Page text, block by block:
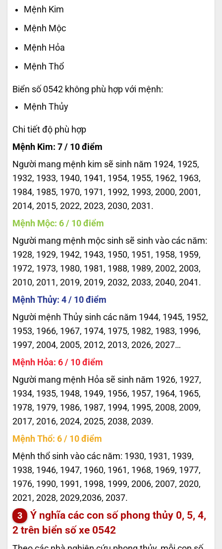
Mệnh Kim
Mệnh Mộc
Mệnh Hỏa
Mệnh Thổ
Biển số 0542 không phù hợp với mệnh:
Mệnh Thủy
Chi tiết độ phù hợp
Mệnh Kim: 7 / 10 điểm
Người mang mệnh kim sẽ sinh năm 1924, 1925,
1932, 1933, 1940, 1941, 1954, 1955, 1962, 1963,
1984, 1985, 1970, 1971, 1992, 1993, 2000, 2001,
2014, 2015, 2022, 2023, 2030, 2031.
Mệnh Mộc: 6 / 10 điểm
Người mang mệnh mộc sinh sẽ sinh vào các năm:
1928, 1929, 1942, 1943, 1950, 1951, 1958, 1959,
1972, 1973, 1980, 1981, 1988, 1989, 2002, 2003,
2010, 2011, 2019, 2019, 2032, 2033, 2040, 2041.
Mệnh Thủy: 4 / 10 điểm
Người mệnh Thủy sinh các năm 1944, 1945, 1952,
1953, 1966, 1967, 1974, 1975, 1982, 1983, 1996,
1997, 2004, 2005, 2012, 2013, 2026, 2027…
Mệnh Hỏa: 6 / 10 điểm
Người mang mệnh Hỏa sẽ sinh năm 1926, 1927,
1934, 1935, 1948, 1949, 1956, 1957, 1964, 1965,
1978, 1979, 1986, 1987, 1994, 1995, 2008, 2009,
2017, 2016, 2024, 2025, 2038, 2039.
Mệnh Thổ: 6 / 10 điểm
Mệnh thổ sinh vào các năm: 1930, 1931, 1939,
1938, 1946, 1947, 1960, 1961, 1968, 1969, 1977,
1976, 1990, 1991, 1998, 1999, 2006, 2007, 2020,
2021, 2028, 2029,2036, 2037.
Ý nghĩa các con số phong thủy 0, 5, 4,
2 trên biển số xe 0542